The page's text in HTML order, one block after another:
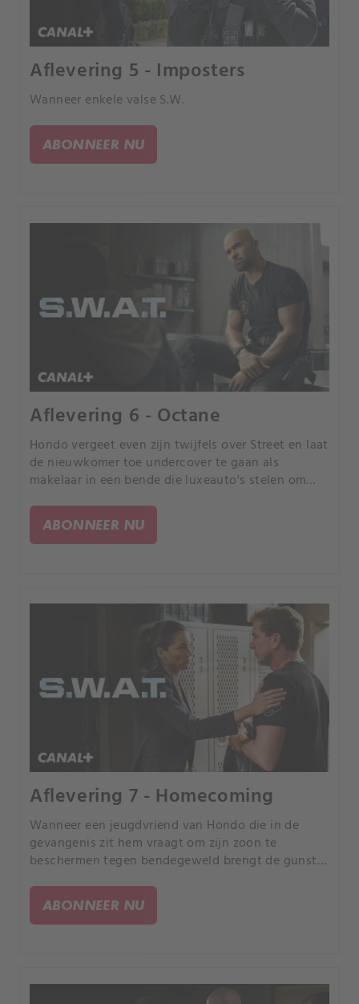
Aflevering 5 - Imposters
Wanneer enkele valse S.W.
ABONNEER NU
Aflevering 6 - Octane
Hondo vergeet even zijn twijfels over Street en laat
de nieuwkomer toe undercover te gaan als
makelaar in een bende die luxeauto's stelen om
ABONNEER NU
Aflevering 7 - Homecoming
Wanneer een jeugdvriend van Hondo die in de
gevangenis zit hem vraagt om zijn zoon te
beschermen tegen bendegeweld brengt de gunst
ABONNEER NU